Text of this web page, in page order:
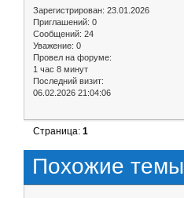
Зарегистрирован: 23.01.2026
Приглашений: 0
Сообщений: 24
Уважение: 0
Провел на форуме:
1 час 8 минут
Последний визит:
06.02.2026 21:04:06
Страница:1
Похожие темы